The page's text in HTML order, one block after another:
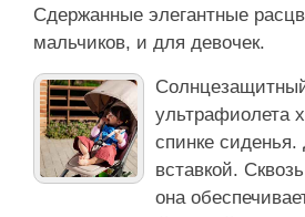
Сдержанные элегантные
мальчиков, и для девочек.
ультрафиолета
спинке
вставкой.
она